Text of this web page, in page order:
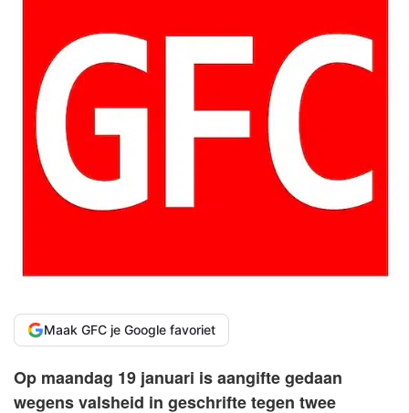
Maak GFC je Google favoriet
Op maandag 19 januari is aangifte gedaan
wegens valsheid in geschrifte tegen twee